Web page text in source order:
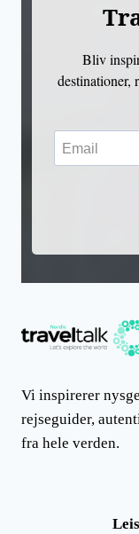
Bliv
destinationer,
Vi inspirerer
rejseguider,
fra hele verden.